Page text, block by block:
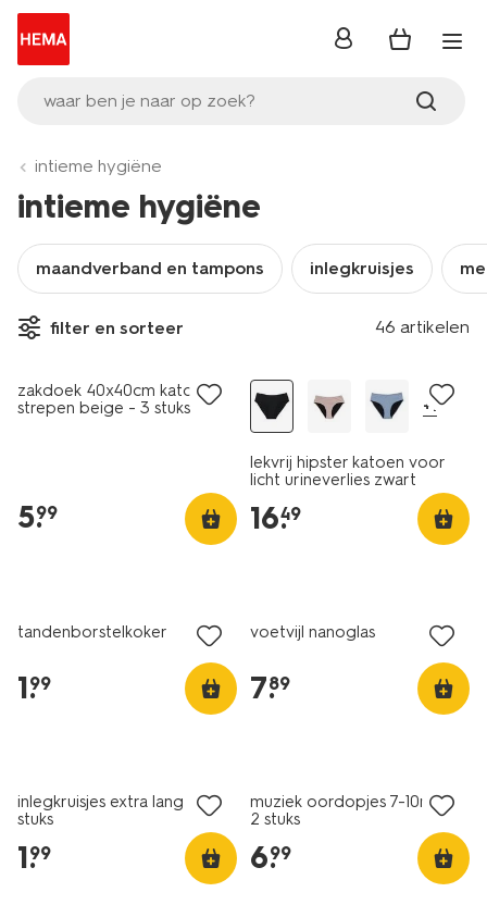
waar ben je naar op zoek?
inloggen
intieme hygiëne
intieme hygiëne
maandverband en tampons inlegkruisjes
filter en sorteer 46 artikelen
2+1 gratis
met je HEMA pas
zakdoek 40x40cm katoen
strepen beige - 3 stuks
5.
99
+1
lekvrij hipster katoen voor
licht urineverlies zwart
16.
49
tandenborstelkoker
1.
99
voetvijl nanoglas
7.
89
inlegkruisjes extra lang - 24
stuks
1.
99
muziek oordopjes 7-10mm -
2 stuks
6.
99